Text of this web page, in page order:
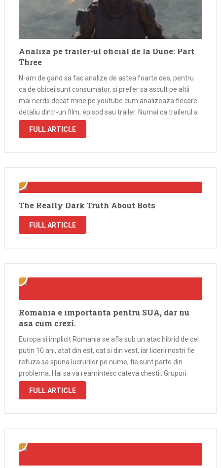
Analiza pe trailer-ul oficial de la Dune: Part
Three
N-am de gand sa fac analize de astea foarte des, pentru
ca de obicei sunt consumator, si prefer sa ascult pe altii
mai nerds decat mine pe youtube cum analizeaza fiecare
detaliu dintr-un film, episod sau trailer. Numai ca trailerul a
aparut acum o ora, l-am …
FULL ARTICLE
The Really Dark Truth About Bots
FULL ARTICLE
Romania e importanta pentru SUA, dar nu
asa cum crezi.
Europa si implicit Romania se afla sub un atac hibrid de cel
putin 10 ani, atat din est, cat si din vest, iar liderii nostri fie
refuza sa spuna lucrurilor pe nume, fie sunt parte din
problema. Hai sa va reamintesc cateva chestii: Grupuri
religioase conservatoare …
FULL ARTICLE